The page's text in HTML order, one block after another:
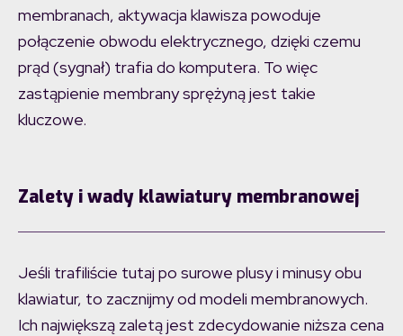
membranach, aktywacja klawisza powoduje
połączenie obwodu elektrycznego, dzięki czemu
prąd (sygnał) trafia do komputera. To więc
zastąpienie membrany sprężyną jest takie
kluczowe.
Zalety i wady klawiatury membranowej
Jeśli trafiliście tutaj po surowe plusy i minusy obu
klawiatur, to zacznijmy od modeli membranowych.
Ich największą zaletą jest zdecydowanie niższa cena